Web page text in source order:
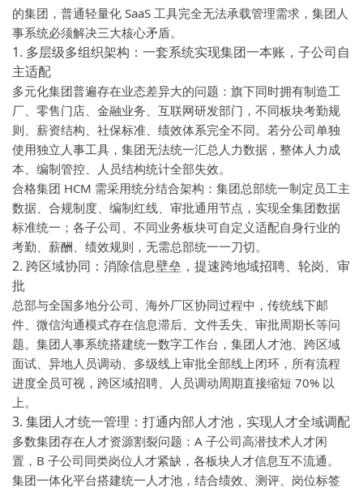
的集团，普通轻量化 SaaS 工具完全无法承载管理需求，集团人
事系统必须解决三大核心矛盾。
1. 多层级多组织架构：一套系统实现集团一本账，子公司自
主适配
多元化集团普遍存在业态差异大的问题：旗下同时拥有制造工
厂、零售门店、金融业务、互联网研发部门，不同板块考勤规
则、薪资结构、社保标准、绩效体系完全不同。若分公司单独
使用独立人事工具，集团无法统一汇总人力数据，整体人力成
本、编制管控、人员结构统计全部失效。
合格集团 HCM 需采用统分结合架构 ：集团总部统一制定员工主
数据、合规制度、编制红线、审批通用节点，实现全集团数据
标准统一；各子公司、不同业务板块可自定义适配自身行业的
考勤、薪酬、绩效规则，无需总部统一一刀切。
2. 跨区域协同：消除信息壁垒，提速跨地域招聘、轮岗、审
批
总部与全国多地分公司、海外厂区协同过程中，传统线下邮
件、微信沟通模式存在信息滞后、文件丢失、审批周期长等问
题。集团人事系统搭建统一数字工作台，集团人才池、跨区域
面试、异地人员调动、多级线上审批全部线上闭环，所有流程
进度全员可视，跨区域招聘、人员调动周期直接缩短 70% 以
上。
3. 集团人才统一管理：打通内部人才池，实现人才全域调配
多数集团存在人才资源割裂问题：A 子公司高潜技术人才闲
置，B 子公司同类岗位人才紧缺，各板块人才信息互不流通。
集团一体化平台搭建统一人才池，结合绩效、测评、岗位标签